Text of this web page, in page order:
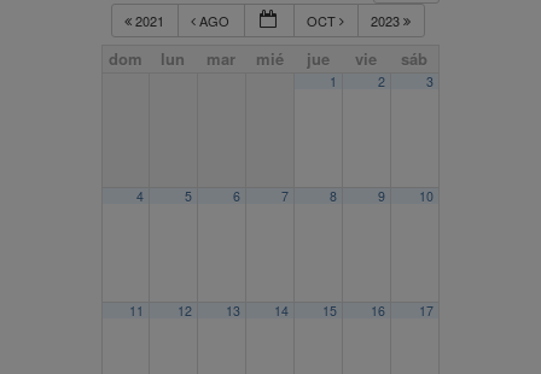
2021 AGO OCT 2023
dom lun mar mié jue vie sáb
1 2 3
4 5 6 7 8 9 10
11 12 13 14 15 16 17